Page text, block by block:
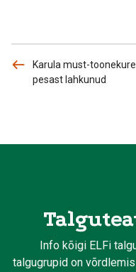
Karula must-
pesast lahkunud
Info kõigi ELFi
talgugrupid on